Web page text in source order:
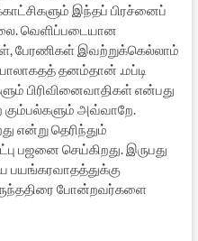
இந்தப் பிரச்னைப்
வெளிப்படையான
பேரணிகள் இவற்றுக்கெல்லாம்
தனம்தான் .மப்டி
பிரிவினைவாதிகள் என்பது
அவ்வாறே.
என்று தெரிந்தும்
பஜனை செய்கிறது. இருபது
பயங்கரவாதத்துக்கு
போன்றவர்களை